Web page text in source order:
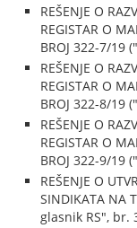
REŠENJE O
REGISTAR O
BROJ 322-7/19
REŠENJE O
REGISTAR O
BROJ 322-8/19
REŠENJE O
REGISTAR O
BROJ 322-9/19
REŠENJE O
SINDIKATA NA
glasnik RS", br.